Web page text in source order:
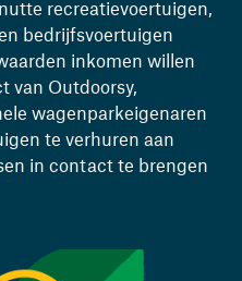
recreatievoertuigen,
bedrijfsvoertuigen
inkomen willen
van Outdoorsy,
wagenparkeigenaren
te verhuren aan
in contact te brengen